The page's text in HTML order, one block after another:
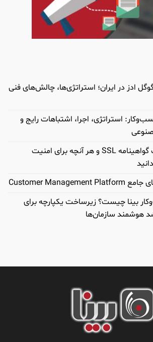
ادز در ایران؛ استراتژی‌ها، چالش‌های فنی
استراتژی، اجرا، اشتباهات رایج و
راهنمای کامل دریافت گواهینامه SSL و هر آنچه برای امنیت
بینا چیست؟ زیرساخت یکپارچه برای
هوشمند سازمان‌ها